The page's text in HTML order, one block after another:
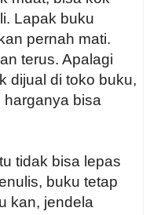
Lapak buku
pernah mati.
terus. Apalagi
dijual di toko buku,
harganya bisa
tidak bisa lepas
buku tetap
kan, jendela